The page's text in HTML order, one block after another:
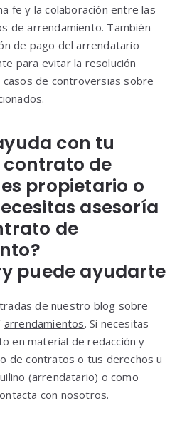
fe y la colaboración entre las
de arrendamiento. También
de pago del arrendatario
para evitar la resolución
casos de controversias sobre
con tu
de
propietario o
asesoría
de
puede ayudarte
de nuestro blog sobre
arrendamientos. Si necesitas
en material de redacción y
de contratos o tus derechos u
(arrendatario) o como
con nosotros.